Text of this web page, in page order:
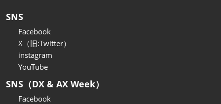
SNS
Facebook
X（旧:Twitter）
instagram
YouTube
SNS（DX & AX Week）
Facebook